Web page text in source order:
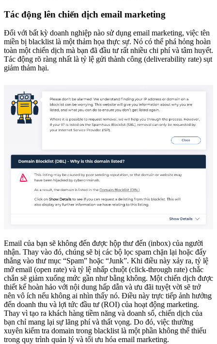
Tác động lên chiến dịch email marketing
Đối với bất kỳ doanh nghiệp nào sử dụng email marketing, việc tên
miền bị blacklist là một thảm họa thực sự. Nó có thể phá hỏng hoàn
toàn một chiến dịch mà bạn đã đầu tư rất nhiều chi phí và tâm huyết.
Tác động rõ ràng nhất là tỷ lệ gửi thành công (deliverability rate) sụt
giảm thảm hại.
Email của bạn sẽ không đến được hộp thư đến (inbox) của người
nhận. Thay vào đó, chúng sẽ bị các bộ lọc spam chặn lại hoặc đẩy
thẳng vào thư mục “Spam” hoặc “Junk”. Khi điều này xảy ra, tỷ lệ
mở email (open rate) và tỷ lệ nhấp chuột (click-through rate) chắc
chắn sẽ giảm xuống mức gần như bằng không. Một chiến dịch được
thiết kế hoàn hảo với nội dung hấp dẫn và ưu đãi tuyệt vời sẽ trở
nên vô ích nếu không ai nhìn thấy nó. Điều này trực tiếp ảnh hưởng
đến doanh thu và lợi tức đầu tư (ROI) của hoạt động marketing.
Thay vì tạo ra khách hàng tiềm năng và doanh số, chiến dịch của
bạn chỉ mang lại sự lãng phí và thất vọng. Do đó, việc thường
xuyên kiểm tra domain trong blacklist là một phần không thể thiếu
trong quy trình quản lý và tối ưu hóa email marketing.